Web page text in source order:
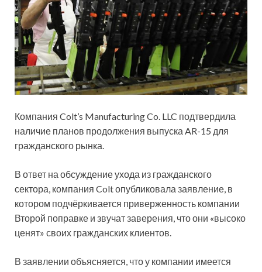
Компания Colt’s Manufacturing Co. LLC подтвердила
наличие планов продолжения выпуска AR-15 для
гражданского рынка.
В ответ на обсуждение ухода из гражданского
сектора, компания Colt опубликовала заявление, в
котором подчёркивается приверженность компании
Второй поправке и звучатзаверения, что они «высоко
ценят» своих гражданских клиентов.
В заявлении объясняется, что у компании имеется